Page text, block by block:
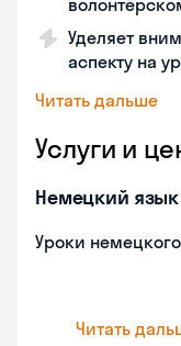
Уделяет
аспекту на
Читать дальше
Услуги и
Немецкий язык
Уроки немецкого
Читать